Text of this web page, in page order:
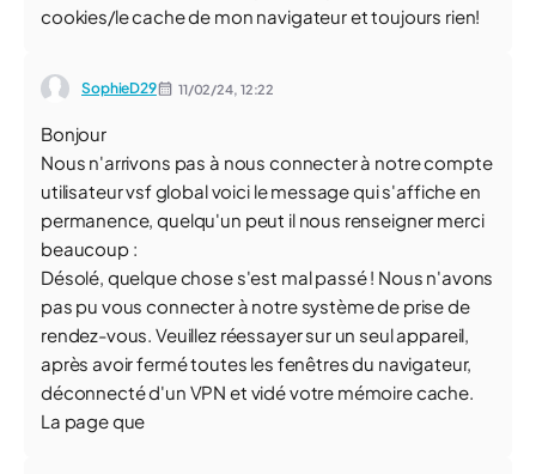
cookies/le cache de mon navigateur et toujours rien!
SophieD29 11/02/24, 12:22
Bonjour
Nous n'arrivons pas à nous connecter à notre compte
utilisateur vsf global voici le message qui s'affiche en
permanence, quelqu'un peut il nous renseigner merci
beaucoup :
Désolé, quelque chose s'est mal passé ! Nous n'avons
pas pu vous connecter à notre système de prise de
rendez-vous. Veuillez réessayer sur un seul appareil,
après avoir fermé toutes les fenêtres du navigateur,
déconnecté d'un VPN et vidé votre mémoire cache.
La page que